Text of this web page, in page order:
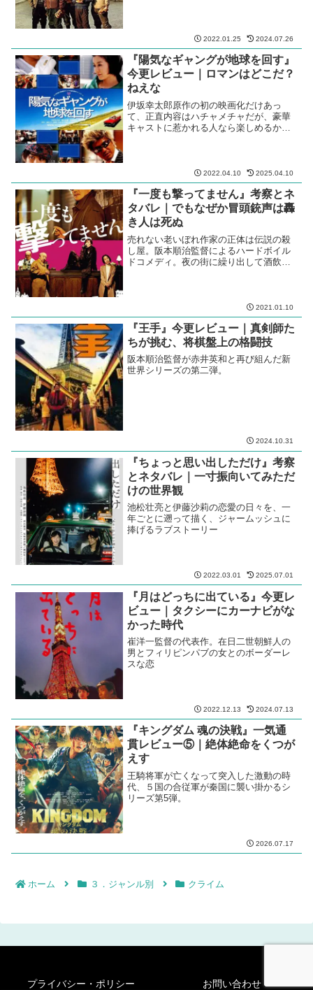
2022.01.25 2024.07.26
『陽気なギャングが地球を回す』
今更レビュー｜ロマンはどこだ？
ねえな
伊坂幸太郎原作の初の映画化だけあっ
て、正直内容はハチャメチャだが、豪華
キャストに惹かれる人なら楽しめるか
2022.04.10 2025.04.10
『一度も撃ってません』考察とネ
タバレ｜でもなぜか冒頭銃声は轟
き人は死ぬ
売れない老いぼれ作家の正体は伝説の殺
し屋。阪本順治監督によるハードボイル
ドコメディ。夜の街に繰り出して酒飲ん
2021.01.10
『王手』今更レビュー｜真剣師た
ちが挑む、将棋盤上の格闘技
阪本順治監督が赤井英和と再び組んだ新
世界シリーズの第二弾。
2024.10.31
『ちょっと思い出しただけ』考察
とネタバレ｜一寸振向いてみただ
けの世界観
池松壮亮と伊藤沙莉の恋愛の日々を、一
年ごとに遡って描く、ジャームッシュに
捧げるラブストーリー
2022.03.01 2025.07.01
『月はどっちに出ている』今更レ
ビュー｜タクシーにカーナビがな
かった時代
崔洋一監督の代表作。在日二世朝鮮人の
男とフィリピンパブの女とのボーダーレ
スな恋
2022.12.13 2024.07.13
『キングダム 魂の決戦』一気通
貫レビュー⑤｜絶体絶命をくつが
えす
王騎将軍が亡くなって突入した激動の時
代、５国の合従軍が秦国に襲い掛かるシ
リーズ第5弾。
2026.07.17
ホーム ３．ジャンル別 クライム
プライバシー・ポリシー お問い合わせ